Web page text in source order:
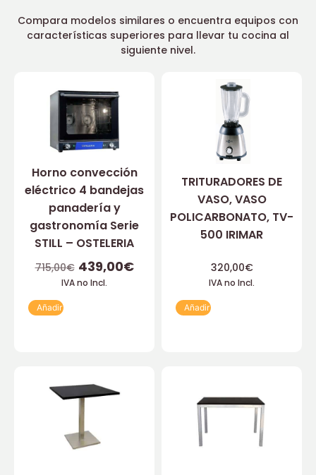
Compara modelos similares o encuentra equipos con
características superiores para llevar tu cocina al
siguiente nivel.
Horno convección
eléctrico 4 bandejas
panadería y
gastronomía Serie
STILL – OSTELERIA
715,00€ 439,00€
IVA no Incl.
Añadir
TRITURADORES DE
VASO, VASO
POLICARBONATO, TV-
500 IRIMAR
320,00€
IVA no Incl.
Añadir